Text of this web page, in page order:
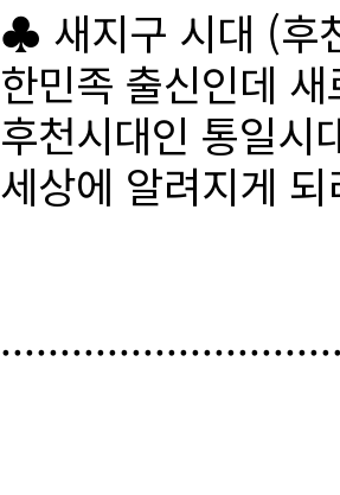
♣ 새지구 시대 (후
한민족 출신인데
후천시대인 통일시
세상에 알려지게